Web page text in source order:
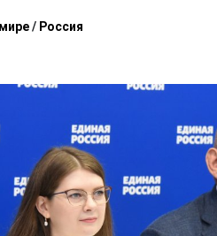
/ Россия